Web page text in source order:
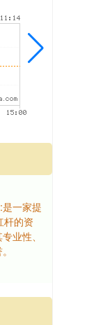
一家提
杆的资
业性、